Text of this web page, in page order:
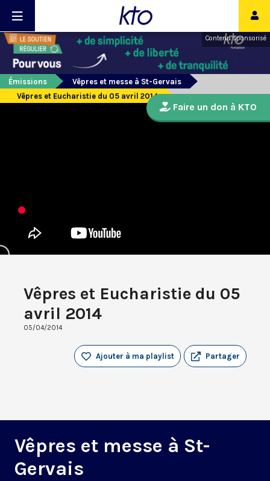
Contenu sponsorisé
Émissions
Vêpres et messe à St-Gervais
Vêpres et Eucharistie du 05 avril 2014
Vêpres et Eucharistie du 05
avril 2014
05/04/2014
Partager
Ajouter à ma playlist
Vêpres et messe à St-
Gervais
Faire un don à KTO